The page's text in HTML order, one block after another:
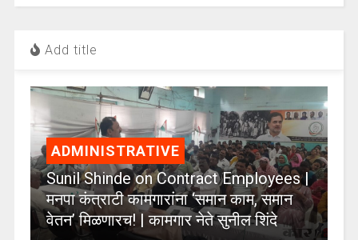
Add title
ADMINISTRATIVE
Sunil Shinde on Contract Employees |
मनपा कंत्राटी कामगारांना ‘समान काम, समान
वेतन’ मिळणारच! | कामगार नेते सुनील शिंदे